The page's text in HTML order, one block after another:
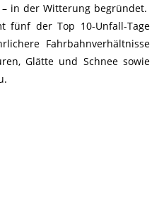
in der Witterung begründet.
fünf der Top 10-Unfall-Tage
Fahrbahnverhältnisse
Glätte und Schnee sowie